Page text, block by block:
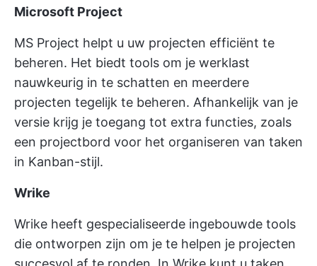
Microsoft Project
MS Project helpt u uw projecten efficiënt te
beheren. Het biedt tools om je werklast
nauwkeurig in te schatten en meerdere
projecten tegelijk te beheren. Afhankelijk van je
versie krijg je toegang tot extra functies, zoals
een projectbord voor het organiseren van taken
in Kanban-stijl.
Wrike
Wrike heeft gespecialiseerde ingebouwde tools
die ontworpen zijn om je te helpen je projecten